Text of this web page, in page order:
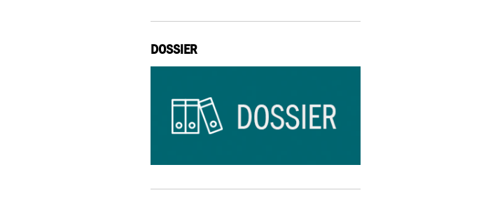
DOSSIER